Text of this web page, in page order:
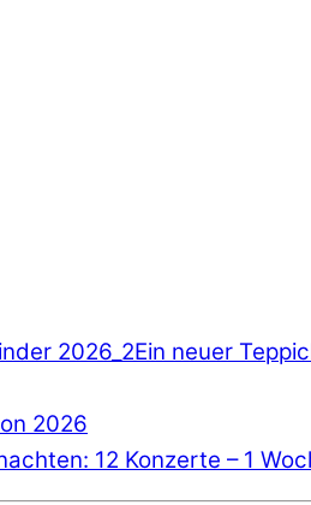
Ein neuer
2026
12 Konzerte – 1